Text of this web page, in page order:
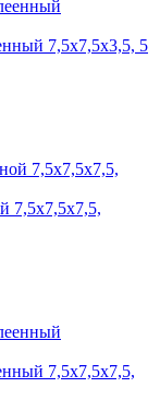
7,5х7,5х3,5, 5
7,5х7,5х7,5,
7,5х7,5х7,5,